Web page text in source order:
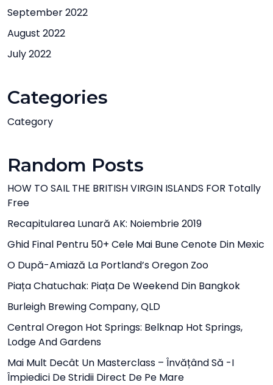
September 2022
August 2022
July 2022
Categories
Category
Random Posts
HOW TO SAIL THE BRITISH VIRGIN ISLANDS FOR Totally
Free
Recapitularea Lunară AK: Noiembrie 2019
Ghid Final Pentru 50+ Cele Mai Bune Cenote Din Mexic
O După-Amiază La Portland’s Oregon Zoo
Piața Chatuchak: Piața De Weekend Din Bangkok
Burleigh Brewing Company, QLD
Central Oregon Hot Springs: Belknap Hot Springs,
Lodge And Gardens
Mai Mult Decât Un Masterclass – Învățând Să -i
Împiedici De Stridii Direct De Pe Mare